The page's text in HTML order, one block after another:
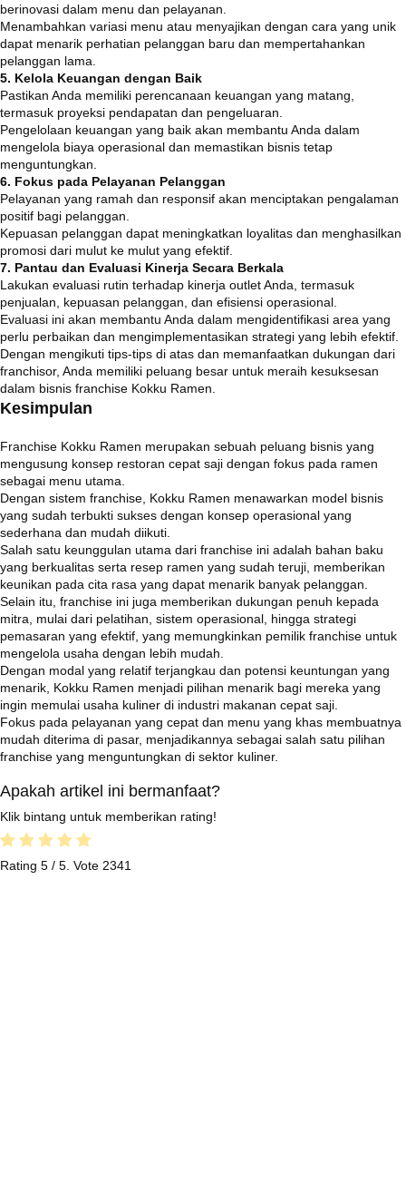
berinovasi dalam menu dan pelayanan.
Menambahkan variasi menu atau menyajikan dengan cara yang unik
dapat menarik perhatian pelanggan baru dan mempertahankan
pelanggan lama.
5. Kelola Keuangan dengan Baik
Pastikan Anda memiliki perencanaan keuangan yang matang,
termasuk proyeksi pendapatan dan pengeluaran.
Pengelolaan keuangan yang baik akan membantu Anda dalam
mengelola biaya operasional dan memastikan bisnis tetap
menguntungkan.
6. Fokus pada Pelayanan Pelanggan
Pelayanan yang ramah dan responsif akan menciptakan pengalaman
positif bagi pelanggan.
Kepuasan pelanggan dapat meningkatkan loyalitas dan menghasilkan
promosi dari mulut ke mulut yang efektif.
7. Pantau dan Evaluasi Kinerja Secara Berkala
Lakukan evaluasi rutin terhadap kinerja outlet Anda, termasuk
penjualan, kepuasan pelanggan, dan efisiensi operasional.
Evaluasi ini akan membantu Anda dalam mengidentifikasi area yang
perlu perbaikan dan mengimplementasikan strategi yang lebih efektif.
Dengan mengikuti tips-tips di atas dan memanfaatkan dukungan dari
franchisor, Anda memiliki peluang besar untuk meraih kesuksesan
dalam bisnis franchise Kokku Ramen.
Kesimpulan
Franchise Kokku Ramen merupakan sebuah peluang bisnis yang
mengusung konsep restoran cepat saji dengan fokus pada ramen
sebagai menu utama.
Dengan sistem franchise, Kokku Ramen menawarkan model bisnis
yang sudah terbukti sukses dengan konsep operasional yang
sederhana dan mudah diikuti.
Salah satu keunggulan utama dari franchise ini adalah bahan baku
yang berkualitas serta resep ramen yang sudah teruji, memberikan
keunikan pada cita rasa yang dapat menarik banyak pelanggan.
Selain itu, franchise ini juga memberikan dukungan penuh kepada
mitra, mulai dari pelatihan, sistem operasional, hingga strategi
pemasaran yang efektif, yang memungkinkan pemilik franchise untuk
mengelola usaha dengan lebih mudah.
Dengan modal yang relatif terjangkau dan potensi keuntungan yang
menarik, Kokku Ramen menjadi pilihan menarik bagi mereka yang
ingin memulai usaha kuliner di industri makanan cepat saji.
Fokus pada pelayanan yang cepat dan menu yang khas membuatnya
mudah diterima di pasar, menjadikannya sebagai salah satu pilihan
franchise yang menguntungkan di sektor kuliner.
Apakah artikel ini bermanfaat?
Klik bintang untuk memberikan rating!
Rating 5 / 5. Vote 2341